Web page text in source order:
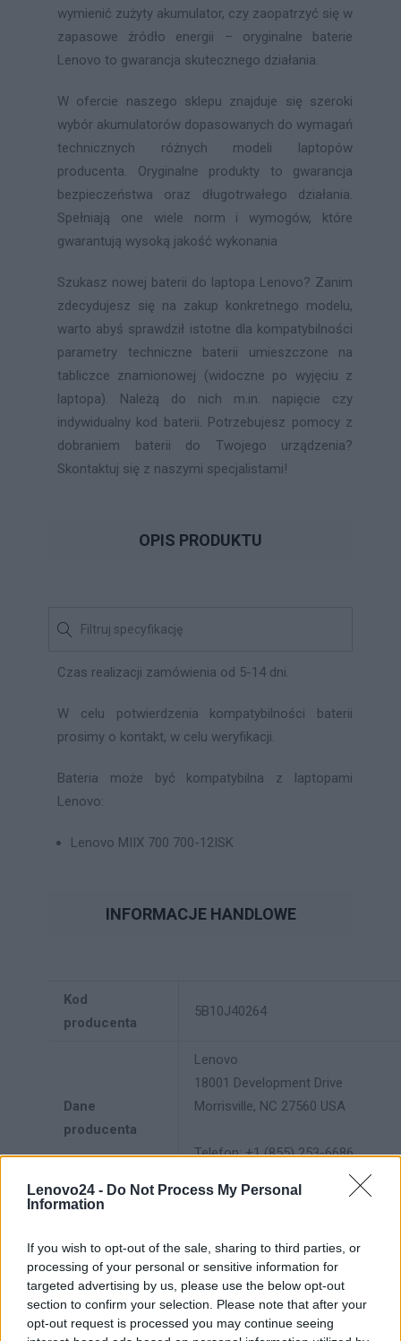
Lenovo24 - Do Not Process My Personal
Information
If you wish to opt-out of the sale, sharing to third parties, or
processing of your personal or sensitive information for
targeted advertising by us, please use the below opt-out
section to confirm your selection. Please note that after your
opt-out request is processed you may continue seeing
wymienić zużyty akumulator, czy zaopatrzyć się w
zapasowe źródło energii – oryginalne baterie
Lenovo to gwarancja skutecznego działania.
W ofercie naszego sklepu znajduje się szeroki
wybór akumulatorów dopasowanych do wymagań
technicznych różnych modeli laptopów
producenta. Oryginalne produkty to gwarancja
bezpieczeństwa oraz długotrwałego działania.
Spełniają one wiele norm i wymogów, które
gwarantują wysoką jakość wykonania
Szukasz nowej baterii do laptopa Lenovo? Zanim
zdecydujesz się na zakup konkretnego modelu,
warto abyś sprawdził istotne dla kompatybilności
parametry techniczne baterii umieszczone na
tabliczce znamionowej (widoczne po wyjęciu z
laptopa). Należą do nich m.in. napięcie czy
indywidualny kod baterii. Potrzebujesz pomocy z
dobraniem baterii do Twojego urządzenia?
Skontaktuj się z naszymi specjalistami!
OPIS PRODUKTU
Czas realizacji zamówienia od 5-14 dni.
W celu potwierdzenia kompatybilności baterii
prosimy o kontakt, w celu weryfikacji.
Bateria może być kompatybilna z laptopami
Lenovo:
Lenovo MIIX 700 700-12ISK
INFORMACJE HANDLOWE
Kod
producenta
5B10J40264
Dane
producenta
Lenovo
18001 Development Drive
Morrisville, NC 27560 USA
Telefon: +1 (855) 253-6686
Podmiot
odpowiedzialny
ul. Gottlieba Daimlera 1
02-460 Warszawa
info_pl@lenovo.com
https://lenovo.com